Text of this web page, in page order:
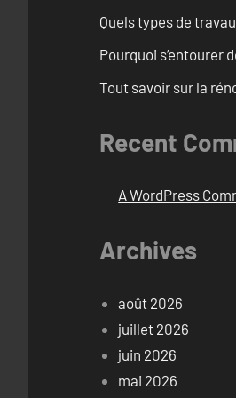
Quels types de
Pourquoi s’entourer
Tout savoir sur la
Recent
A WordPress
Archives
août 2026
juillet 2026
juin 2026
mai 2026